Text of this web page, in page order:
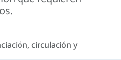
circulación y